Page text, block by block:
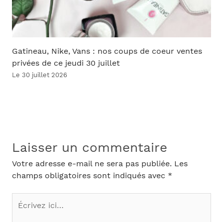
Gatineau, Nike, Vans : nos coups de coeur ventes
privées de ce jeudi 30 juillet
Le 30 juillet 2026
Laisser un commentaire
Votre adresse e-mail ne sera pas publiée. Les
champs obligatoires sont indiqués avec *
Écrivez
ici…